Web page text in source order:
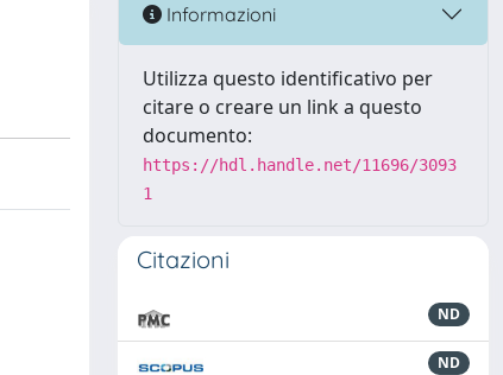
Informazioni
Utilizza questo identificativo per
citare o creare un link a questo
documento:
https://hdl.handle.net/11696/3093
1
Citazioni
ND
ND